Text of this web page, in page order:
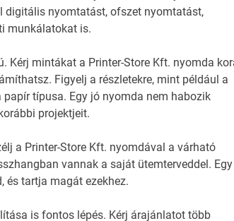
digitális nyomtatást, ofszet nyomtatást,
munkálatokat is.
Kérj mintákat a Printer-Store Kft. nyomda
Figyelj a részletekre, mint például a
típusa. Egy jó nyomda nem habozik
projektjeit.
a Printer-Store Kft. nyomdával a várható
vannak a saját ütemterveddel. Egy
és tartja magát ezekhez.
is fontos lépés. Kérj árajánlatot több